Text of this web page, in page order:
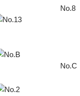
No.8
No.C